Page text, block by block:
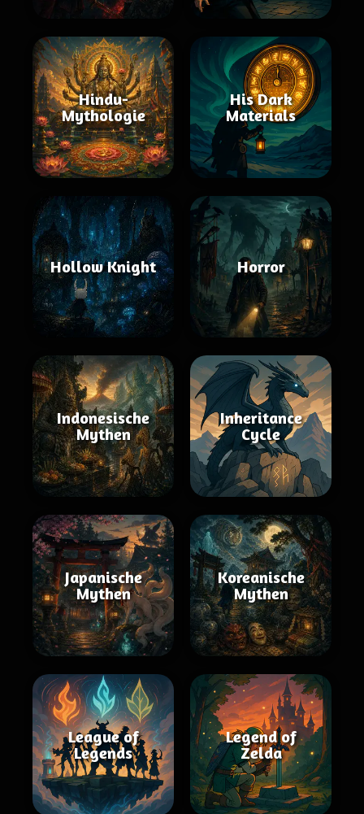
Hindu-
Mythologie
His Dark
Materials
Hollow Knight Horror
Indonesische
Mythen
Inheritance
Cycle
Japanische
Mythen
Koreanische
Mythen
League of
Legends
Legend of
Zelda